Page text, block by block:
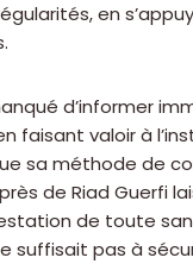
en
d’informer
faisant valoir à
sa méthode de
de Riad Guerfi
de toute
suffisait pas à